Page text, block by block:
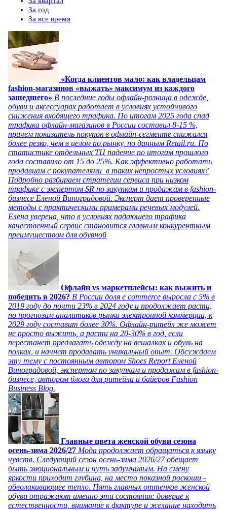
За год
За все время
«Когда клиентов мало: как владельцам
fashion-магазинов «выжать» максимум из каждого
зашедшего» В последние годы офлайн-розница в одежде,
обуви и аксессуарах работает в условиях устойчивого
снижения входящего трафика. По итогам 2025 года спад
трафика офлайн-магазинов в России составил 8-15 %,
причем показатель покупок в офлайн-сегменте снижался
более резко, чем в целом по рынку, по данным Retail.ru. По
статистике отдельных ТЦ падение по итогам прошлого
года составило от 15 до 25%. Как эффективно работать
продавцам с покупателями в таких непростых условиях?
Подробно разбираем стратегии сервиса при низком
трафике с экспертом SR по закупкам и продажам в fashion-
бизнесе Еленой Виноградовой. Эксперт дает проверенные
методы с практическими примерами речевых модулей.
Елена уверена, что в условиях падающего трафика
качественный сервис становится главным конкурентным
преимуществом для обувной
Офлайн vs маркетплейсы: как выжить и
победить в 2026? В России доля e commerce выросла с 5% в
2019 году до почти 23% в 2024 году и продолжает расти,
по прогнозам аналитиков рынка электронной коммерции, к
2029 году составит более 30%. Офлайн-ритейл же может
не просто выжить, а расти на 20-30% в год, если
перестанет предлагать одежду на вешалках и обувь на
полках, и начнет продавать уникальный опыт. Обсуждаем
эту тему с постоянным автором Shoes Report Еленой
Виноградовой, экспертом по закупкам и продажам в fashion-
бизнесе, автором блога для ритейла и байеров Fashion
Business Blog.
Главные цвета женской обуви сезона
осень-зима 2026/27 Мода продолжает обращаться к языку
чувств. Следующий сезон осень-зима 2026/27 обещает
быть эмоциональным и чуть задумчивым. На смену
яркости приходит глубина, на место показной роскоши -
обволакивающее тепло. Пять главных оттенков женской
обуви отражают именно эти состояния: доверие к
естественности, внимание к фактуре и желание находить